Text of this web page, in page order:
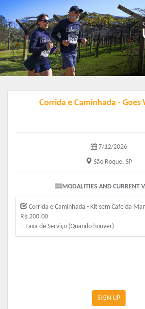
Corrida e Caminhada - Goes
7/12/2026
São Roque, SP
MODALITIES AND CURRENT
Corrida e Caminhada - Kit sem Cafe da
R$ 200.00
+ Taxa de Serviço (Quando houver)
SIGN UP